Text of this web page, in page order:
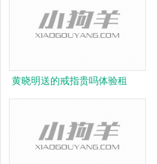
黄晓明送的戒指贵吗体验租